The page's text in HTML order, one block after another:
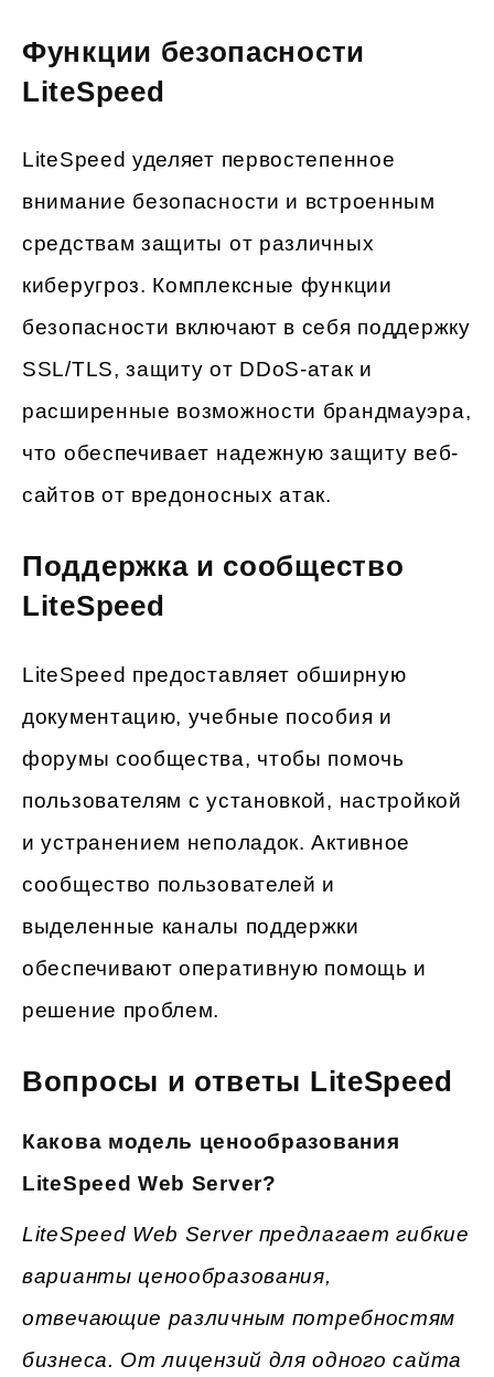
Функции безопасности
LiteSpeed
LiteSpeed уделяет первостепенное
внимание безопасности и встроенным
средствам защиты от различных
киберугроз. Комплексные функции
безопасности включают в себя поддержку
SSL/TLS, защиту от DDoS-атак и
расширенные возможности брандмауэра,
что обеспечивает надежную защиту веб-
сайтов от вредоносных атак.
Поддержка и сообщество
LiteSpeed
LiteSpeed предоставляет обширную
документацию, учебные пособия и
форумы сообщества, чтобы помочь
пользователям с установкой, настройкой
и устранением неполадок. Активное
сообщество пользователей и
выделенные каналы поддержки
обеспечивают оперативную помощь и
решение проблем.
Вопросы и ответы LiteSpeed
Какова модель ценообразования
LiteSpeed Web Server?
LiteSpeed Web Server предлагает гибкие
варианты ценообразования,
отвечающие различным потребностям
бизнеса. От лицензий для одного сайта